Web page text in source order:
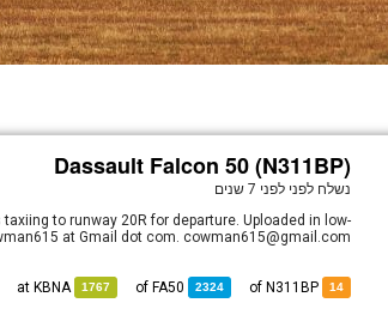
Dassault Falcon 50 (N311BP)
נשלח לפנילפני 7 שנים
to runway 20R for departure. Uploaded in low-
at Gmail dot com. cowman615@gmail.com
14
of N311BP
2324
FA50
1767
at
KBNA